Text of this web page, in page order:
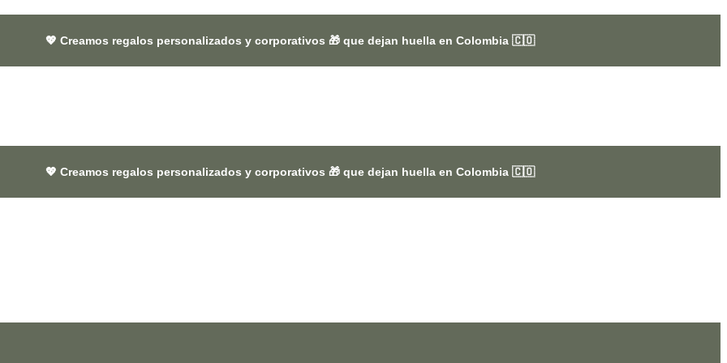
regalos personalizados y corporativos 🎁 que dejan huella en Colombia 🇨🇴
regalos personalizados y corporativos 🎁 que dejan huella en Colombia 🇨🇴